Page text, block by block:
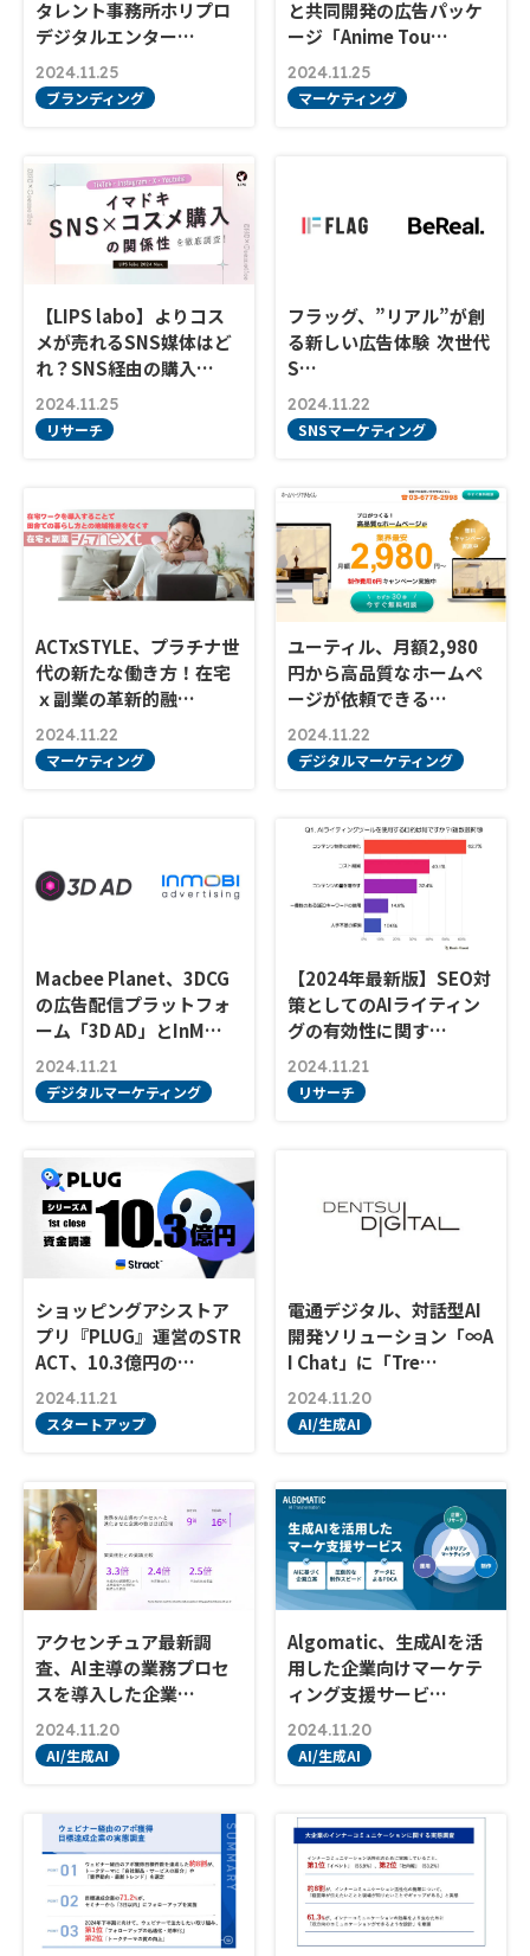
タレント事務所ホリプロ
デジタルエンター…
2024.11.25
ブランディング
と共同開発の広告パッケ
ージ「Anime Tou…
2024.11.25
マーケティング
【LIPS labo】よりコス
メが売れるSNS媒体はど
れ？SNS経由の購入…
2024.11.25
リサーチ
フラッグ、”リアル”が創
る新しい広告体験 次世代
S…
2024.11.22
SNSマーケティング
ACTxSTYLE、プラチナ世
代の新たな働き方！在宅
ｘ副業の革新的融…
2024.11.22
マーケティング
ユーティル、月額2,980
円から高品質なホームペ
ージが依頼できる…
2024.11.22
デジタルマーケティング
Macbee Planet、3DCG
の広告配信プラットフォ
ーム「3D AD」とInM…
2024.11.21
デジタルマーケティング
【2024年最新版】SEO対
策としてのAIライティン
グの有効性に関す…
2024.11.21
リサーチ
ショッピングアシストア
プリ『PLUG』運営のSTR
ACT、10.3億円の…
2024.11.21
スタートアップ
電通デジタル、対話型AI
開発ソリューション「∞A
I Chat」に「Tre…
2024.11.20
AI/生成AI
アクセンチュア最新調
査、AI主導の業務プロセ
スを導入した企業…
2024.11.20
AI/生成AI
Algomatic、生成AIを活
用した企業向けマーケテ
ィング支援サービ…
2024.11.20
AI/生成AI